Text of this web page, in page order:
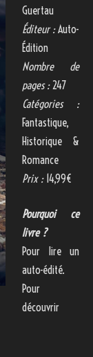
Guertau
Éditeur :Auto-
Édition
Nombre de
pages :247
Catégories :
Fantastique,
Historique &
Romance
Prix :14,99€
Pourquoi ce
livre ?
Pour lire un
auto-édité.
Pour
découvrir